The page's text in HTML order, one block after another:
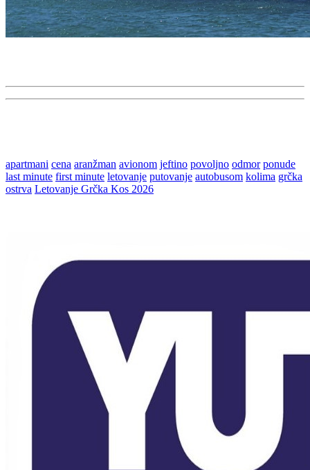
apartmani cena aranžman avionom jeftino povoljno odmor ponude
last minute first minute letovanje putovanje autobusom kolima grčka
ostrva Letovanje Grčka Kos 2026